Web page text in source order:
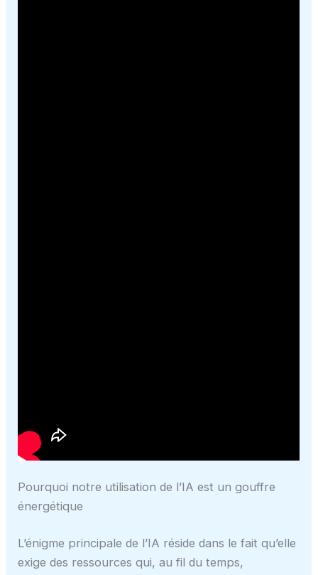
Pourquoi notre utilisation de l’IA est un gouffre
énergétique
L’énigme principale de l’IA réside dans le fait qu’elle
exige des ressources qui, au fil du temps,